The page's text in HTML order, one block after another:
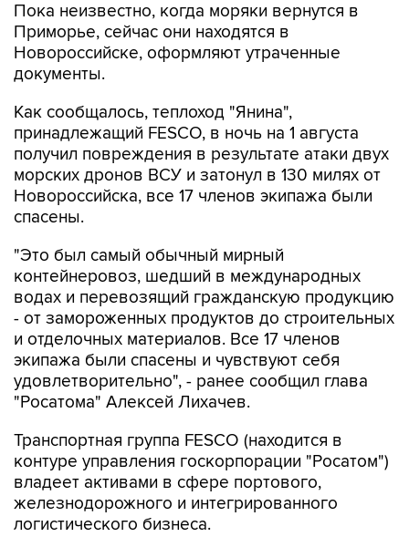
Пока неизвестно, когда моряки вернутся в
Приморье, сейчас они находятся в
Новороссийске, оформляют утраченные
документы.
Как сообщалось, теплоход "Янина",
принадлежащий FESCO, в ночь на 1 августа
получил повреждения в результате атаки двух
морских дронов ВСУ и затонул в 130 милях от
Новороссийска, все 17 членов экипажа были
спасены.
"Это был самый обычный мирный
контейнеровоз, шедший в международных
водах и перевозящий гражданскую продукцию
- от замороженных продуктов до строительных
и отделочных материалов. Все 17 членов
экипажа были спасены и чувствуют себя
удовлетворительно", - ранее сообщил глава
"Росатома" Алексей Лихачев.
Транспортная группа FESCO (находится в
контуре управления госкорпорации "Росатом")
владеет активами в сфере портового,
железнодорожного и интегрированного
логистического бизнеса.